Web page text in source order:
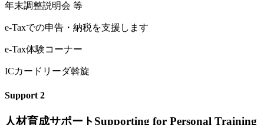
年末調整説明会 等
e-Taxでの申告・納税を支援します
e-Tax体験コーナー
ICカードリーダ斡旋
Support 2
人材育成サポートSupporting for Personal Training